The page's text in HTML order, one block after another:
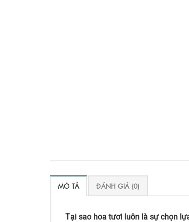
MÔ TẢ ĐÁNH GIÁ (0)
Tại sao hoa tươi luôn là sự chọn